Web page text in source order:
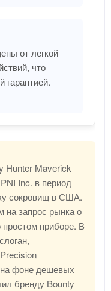
от легкой
что
гарантией.
Hunter Maverick
Inc. в период
сокровищ в США.
на запрос рынка о
приборе. В
на фоне дешевых
бренду Bounty